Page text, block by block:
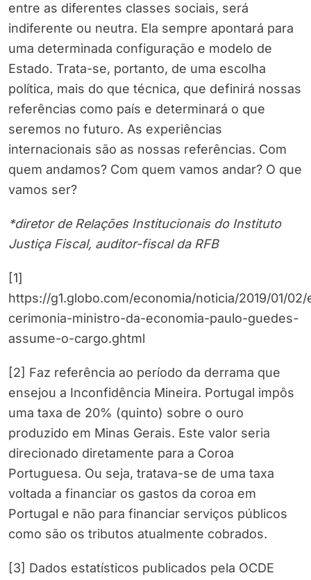
entre as diferentes classes sociais, será
indiferente ou neutra. Ela sempre apontará para
uma determinada configuração e modelo de
Estado. Trata-se, portanto, de uma escolha
política, mais do que técnica, que definirá nossas
referências como país e determinará o que
seremos no futuro. As experiências
internacionais são as nossas referências. Com
quem andamos? Com quem vamos andar? O que
vamos ser?
*diretor de Relações Institucionais do Instituto
Justiça Fiscal, auditor-fiscal da RFB
[1]
https://g1.globo.com/economia/noticia/2019/01/02/
cerimonia-ministro-da-economia-paulo-guedes-
assume-o-cargo.ghtml
[2] Faz referência ao período da derrama que
ensejou a Inconfidência Mineira. Portugal impôs
uma taxa de 20% (quinto) sobre o ouro
produzido em Minas Gerais. Este valor seria
direcionado diretamente para a Coroa
Portuguesa. Ou seja, tratava-se de uma taxa
voltada a financiar os gastos da coroa em
Portugal e não para financiar serviços públicos
como são os tributos atualmente cobrados.
[3] Dados estatísticos publicados pela OCDE